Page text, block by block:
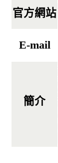
官方網站
E-mail
簡介